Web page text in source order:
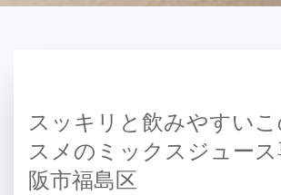
スッキリと飲みやすい
スメのミックスジュー
阪市福島区